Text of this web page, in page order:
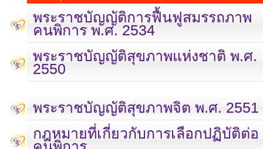
พระราชบัญญัติการฟื้นฟูสมรรถภาพ
คนพิการ พ.ศ. 2534
พระราชบัญญัติสุขภาพแห่งชาติ พ.ศ.
2550
พระราชบัญญัติสุขภาพจิต พ.ศ. 2551
กฎหมายที่เกี่ยวกับการเลือกปฏิบัติต่อ